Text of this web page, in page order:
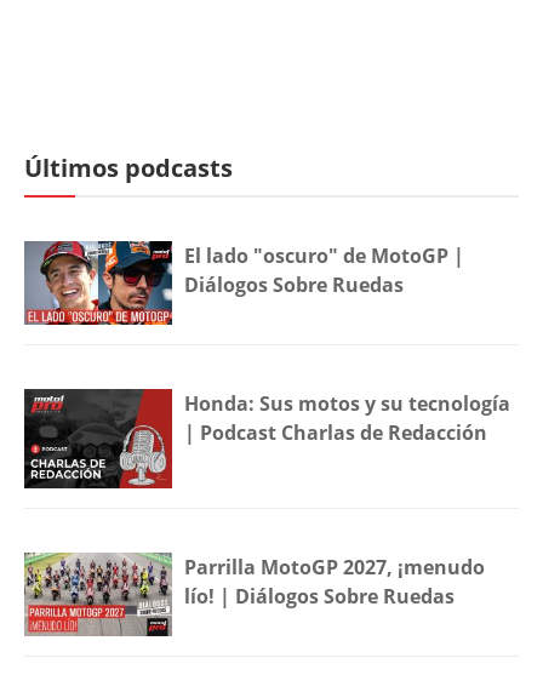
Últimos podcasts
El lado "oscuro" de MotoGP |
Diálogos Sobre Ruedas
Honda: Sus motos y su tecnología
| Podcast Charlas de Redacción
Parrilla MotoGP 2027, ¡menudo
lío! | Diálogos Sobre Ruedas